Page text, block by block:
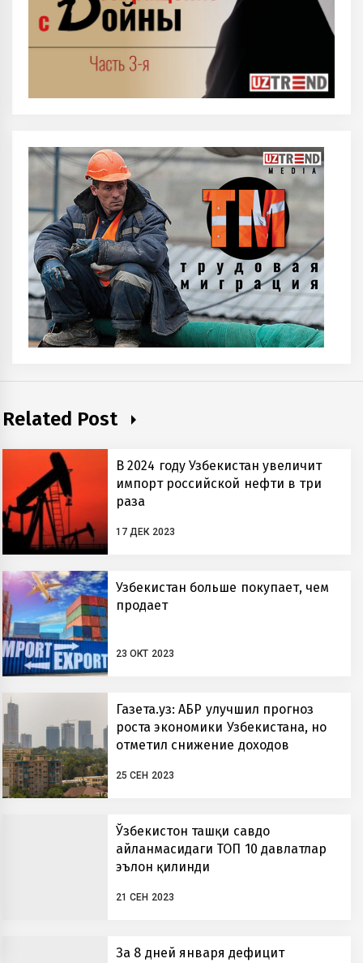
Related Post
В 2024 году Узбекистан увеличит
импорт российской нефти в три
раза
17 ДЕК 2023
Узбекистан больше покупает, чем
продает
23 ОКТ 2023
Газета.уз: АБР улучшил прогноз
роста экономики Узбекистана, но
отметил снижение доходов
25 СЕН 2023
Ўзбекистон ташқи савдо
айланмасидаги ТОП 10 давлатлар
эълон қилинди
21 СЕН 2023
За 8 дней января дефицит